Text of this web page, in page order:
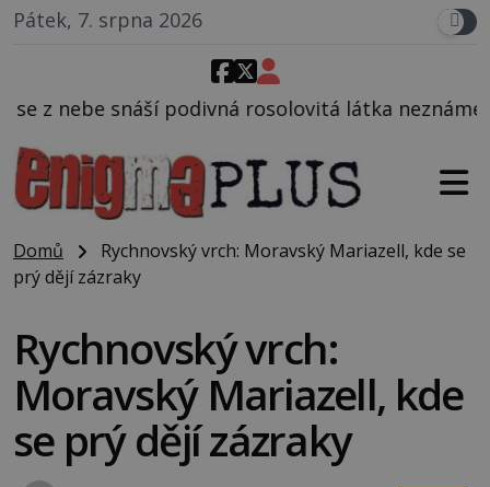
Pátek, 7. srpna 2026
rosolovitá látka neznámého původu.
Domů
Rychnovský vrch: Moravský Mariazell, kde se
prý dějí zázraky
Rychnovský vrch:
Moravský Mariazell, kde
se prý dějí zázraky